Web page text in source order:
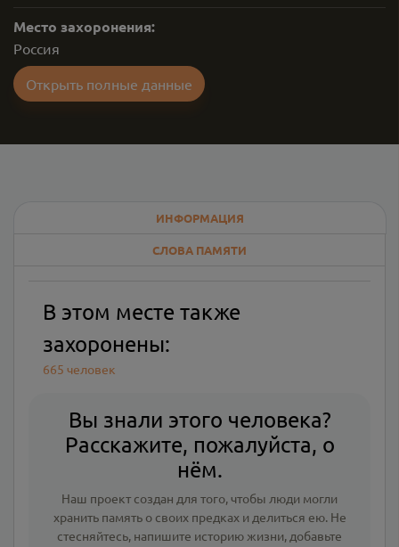
Место захоронения:
Россия
Открыть полные данные
ИНФОРМАЦИЯ
СЛОВА ПАМЯТИ
В этом месте также
захоронены:
665 человек
Вы знали этого человека?
Расскажите, пожалуйста, о
нём.
Наш проект создан для того, чтобы люди могли
хранить память о своих предках и делиться ею. Не
стесняйтесь, напишите историю жизни, добавьте